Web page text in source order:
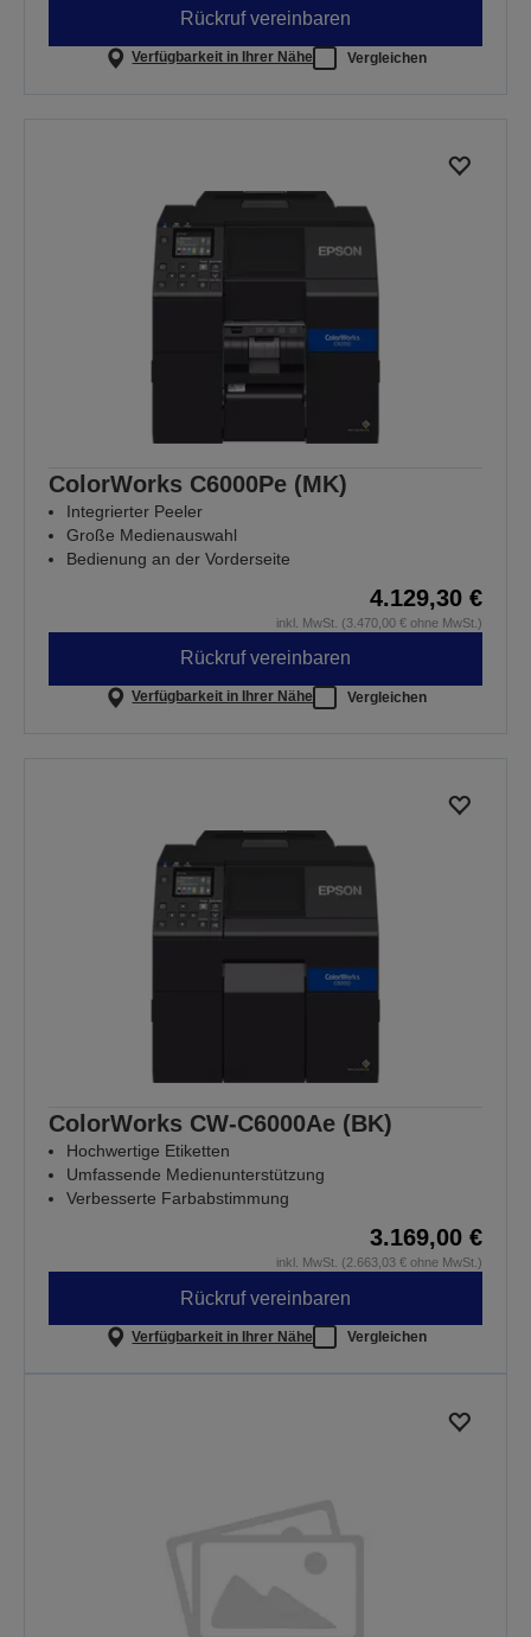
Rückruf vereinbaren
Verfügbarkeit in Ihrer Nähe Vergleichen
ColorWorks C6000Pe (MK)
Integrierter Peeler
Große Medienauswahl
Bedienung an der Vorderseite
4.129,30 €
inkl. MwSt. (3.470,00 € ohne MwSt.)
Rückruf vereinbaren
Verfügbarkeit in Ihrer Nähe Vergleichen
ColorWorks CW-C6000Ae (BK)
Hochwertige Etiketten
Umfassende Medienunterstützung
Verbesserte Farbabstimmung
3.169,00 €
inkl. MwSt. (2.663,03 € ohne MwSt.)
Rückruf vereinbaren
Verfügbarkeit in Ihrer Nähe Vergleichen